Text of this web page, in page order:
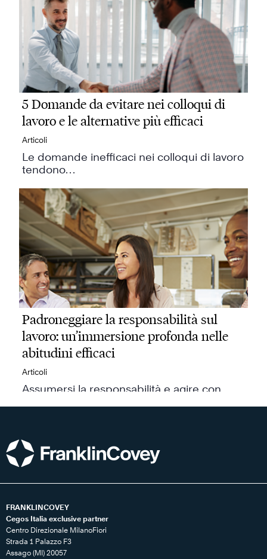
5 Domande da evitare nei colloqui di
lavoro e le alternative più efficaci
Articoli
Le domande inefficaci nei colloqui di lavoro
tendono…
Padroneggiare la responsabilità sul
lavoro: un’immersione profonda nelle
abitudini efficaci
Articoli
Assumersi la responsabilità e agire con
FRANKLINCOVEY
Cegos Italia exclusive partner
Centro Direzionale MilanoFiori
Strada 1 Palazzo F3
Assago (MI) 20057